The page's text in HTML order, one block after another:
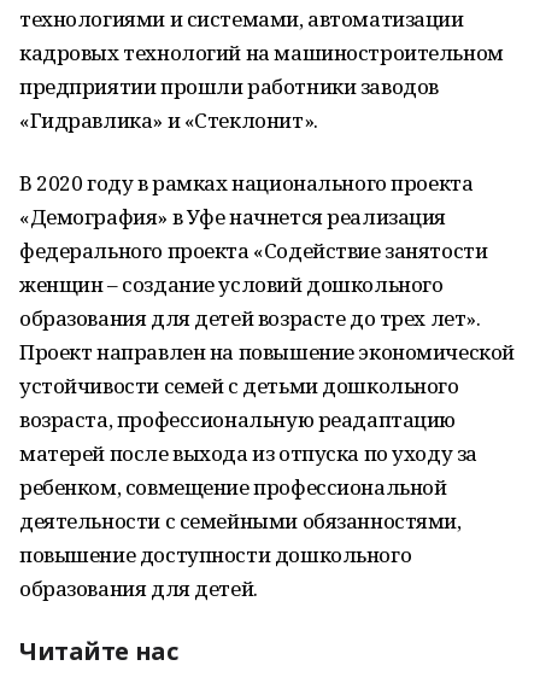
технологиями и системами, автоматизации
кадровых технологий на машиностроительном
предприятии прошли работники заводов
«Гидравлика» и «Стеклонит».
В 2020 году в рамках национального проекта
«Демография» в Уфе начнется реализация
федерального проекта «Содействие занятости
женщин – создание условий дошкольного
образования для детей возрасте до трех лет».
Проект направлен на повышение экономической
устойчивости семей с детьми дошкольного
возраста, профессиональную реадаптацию
матерей после выхода из отпуска по уходу за
ребенком, совмещение профессиональной
деятельности с семейными обязанностями,
повышение доступности дошкольного
образования для детей.
Читайте нас